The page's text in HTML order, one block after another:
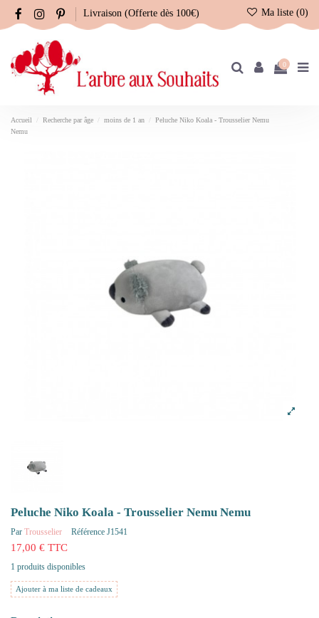
Livraison (Offerte dès 100€) Ma liste (0)
0
Accueil Recherche par âge moins de 1 an
Peluche Niko Koala - Trousselier Nemu
Nemu
Peluche Niko Koala - Trousselier Nemu Nemu
Par Trousselier Référence J1541
17,00 € TTC
1 produits disponibles
Ajouter à ma liste de cadeaux